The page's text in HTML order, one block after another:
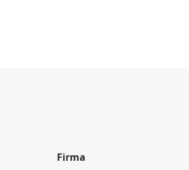
Firma